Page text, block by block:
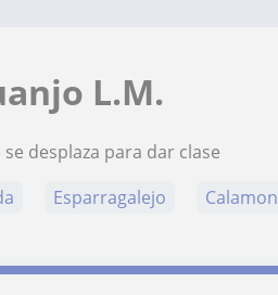
L.M.
desplaza para dar clase
Esparragalejo